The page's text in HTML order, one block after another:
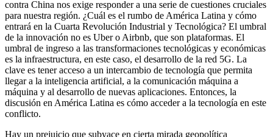
contra China nos exige responder a una serie de cuestiones cruciales
para nuestra región. ¿Cuál es el rumbo de América Latina y cómo
entrará en la Cuarta Revolución Industrial y Tecnológica? El umbral
de la innovación no es Uber o Airbnb, que son plataformas. El
umbral de ingreso a las transformaciones tecnológicas y económicas
es la infraestructura, en este caso, el desarrollo de la red 5G. La
clave es tener acceso a un intercambio de tecnología que permita
llegar a la inteligencia artificial, a la comunicación máquina a
máquina y al desarrollo de nuevas aplicaciones. Entonces, la
discusión en América Latina es cómo acceder a la tecnología en este
conflicto.
Hay un prejuicio que subyace en cierta mirada geopolítica